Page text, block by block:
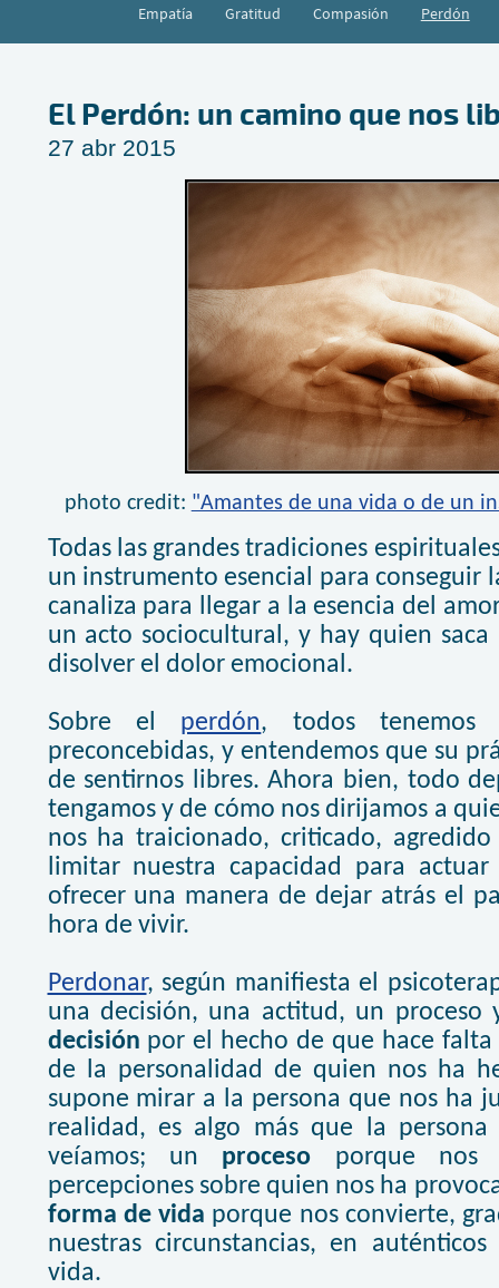
Empatía Gratitud Compasión Perdón
El Perdón: un camino que nos
27 abr 2015
photo credit: "Amantes de una vida o de un
Todas las grandes tradiciones
un instrumento esencial para conseguir
canaliza para llegar a la esencia del
un acto sociocultural, y hay quien
disolver el dolor emocional.
Sobre el perdón, todos tenemos
preconcebidas, y entendemos que su
de sentirnos libres. Ahora bien, todo
tengamos y de cómo nos dirijamos a
nos ha traicionado, criticado,
limitar nuestra capacidad para
ofrecer una manera de dejar atrás el
hora de vivir.
Perdonar, según manifiesta el
una decisión, una actitud, un
decisión por el hecho de que hace
de la personalidad de quien nos ha
supone mirar a la persona que nos ha
realidad, es algo más que la
veíamos; un proceso porque nos
percepciones sobre quien nos ha
forma de vida porque nos convierte,
nuestras circunstancias, en
vida.